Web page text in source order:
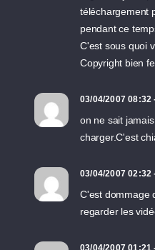
téléchargement
pendant ce
C'est sous quoi
Copyright bien
03/04/2007 08:32
on ne sait
charger.C'est
03/04/2007 02:32
C'est dommage
regarder les
03/04/2007 01:21